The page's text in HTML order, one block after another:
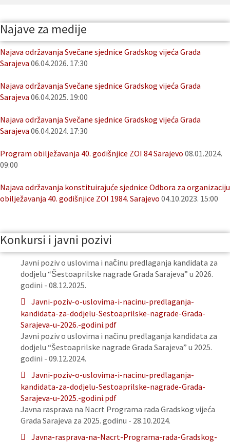
Najave za medije
Najava održavanja Svečane sjednice Gradskog vijeća Grada
Sarajeva 06.04.2026. 17:30
Najava održavanja Svečane sjednice Gradskog vijeća Grada
Sarajeva 06.04.2025. 19:00
Najava održavanja Svečane sjednice Gradskog vijeća Grada
Sarajeva 06.04.2024. 17:30
Program obilježavanja 40. godišnjice ZOI 84 Sarajevo 08.01.2024.
09:00
Najava održavanja konstituirajuće sjednice Odbora za organizaciju
obilježavanja 40. godišnjice ZOI 1984. Sarajevo 04.10.2023. 15:00
Konkursi i javni pozivi
Javni poziv o uslovima i načinu predlaganja kandidata za
dodjelu “Šestoaprilske nagrade Grada Sarajeva” u 2026.
godini - 08.12.2025.
Javni-poziv-o-uslovima-i-nacinu-predlaganja-
kandidata-za-dodjelu-Sestoaprilske-nagrade-Grada-
Sarajeva-u-2026.-godini.pdf
Javni poziv o uslovima i načinu predlaganja kandidata za
dodjelu “Šestoaprilske nagrade Grada Sarajeva” u 2025.
godini - 09.12.2024.
Javni-poziv-o-uslovima-i-nacinu-predlaganja-
kandidata-za-dodjelu-Sestoaprilske-nagrade-Grada-
Sarajeva-u-2025.-godini.pdf
Javna rasprava na Nacrt Programa rada Gradskog vijeća
Grada Sarajeva za 2025. godinu - 28.10.2024.
Javna-rasprava-na-Nacrt-Programa-rada-Gradskog-